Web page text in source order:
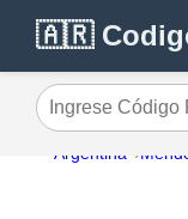
🇦🇷
Ingrese Código
Argentina